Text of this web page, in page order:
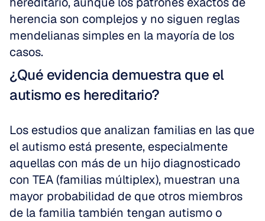
herencia son complejos y no siguen reglas
mendelianas simples en la mayoría de los
casos.
¿Qué evidencia demuestra que el
autismo es hereditario?
Los estudios que analizan familias en las que
el autismo está presente, especialmente
aquellas con más de un hijo diagnosticado
con TEA (familias múltiplex), muestran una
mayor probabilidad de que otros miembros
de la familia también tengan autismo o